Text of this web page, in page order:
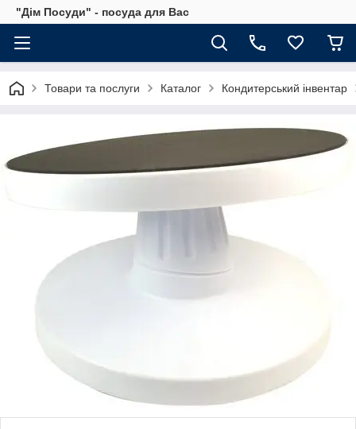
"Дім Посуди" - посуда для Вас
Товари та послуги Каталог Кондитерський інвентар